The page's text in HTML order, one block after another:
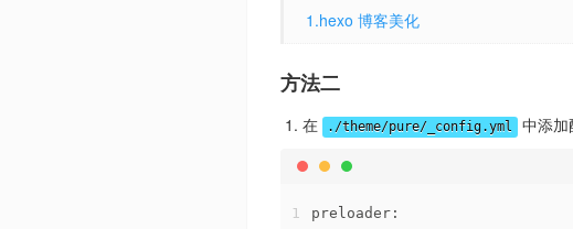
1.hexo 博客美化
方法二
在 ./theme/pure/_config.yml 中添加
1
preloader :